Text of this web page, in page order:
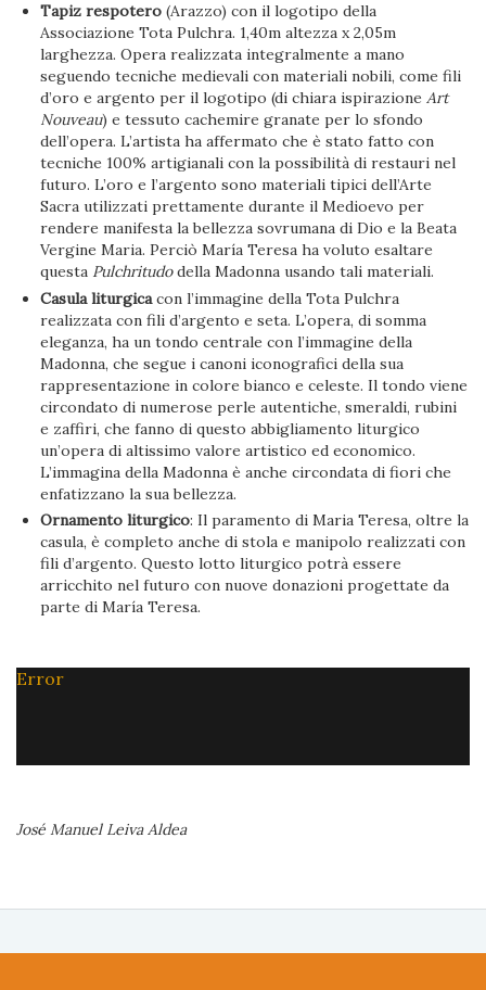
Tapiz respotero (Arazzo) con il logotipo della
Associazione Tota Pulchra. 1,40m altezza x 2,05m
larghezza. Opera realizzata integralmente a mano
seguendo tecniche medievali con materiali nobili, come fili
d’oro e argento per il logotipo (di chiara ispirazioneArt
Nouveau) e tessuto cachemire granate per lo sfondo
dell’opera. L’artista ha affermato che è stato fatto con
tecniche 100% artigianali con la possibilità di restauri nel
futuro. L’oro e l’argento sono materiali tipici dell’Arte
Sacra utilizzati prettamente durante il Medioevo per
rendere manifesta la bellezza sovrumana di Dio e la Beata
Vergine Maria. Perciò María Teresa ha voluto esaltare
questa Pulchritudodella Madonna usando tali materiali.
Casula liturgicacon l’immagine della Tota Pulchra
realizzata con fili d’argento e seta. L’opera, di somma
eleganza, ha un tondo centrale con l’immagine della
Madonna, che segue i canoni iconografici della sua
rappresentazione in colore bianco e celeste. Il tondo viene
circondato di numerose perle autentiche, smeraldi, rubini
e zaffiri, che fanno di questo abbigliamento liturgico
un’opera di altissimo valore artistico ed economico.
L’immagina della Madonna è anche circondata di fiori che
enfatizzano la sua bellezza.
Ornamento liturgico: Il paramento di Maria Teresa, oltre la
casula, è completo anche di stola e manipolo realizzati con
fili d’argento. Questo lotto liturgico potrà essere
arricchito nel futuro con nuove donazioni progettate da
parte di María Teresa.
Error
José Manuel Leiva Aldea